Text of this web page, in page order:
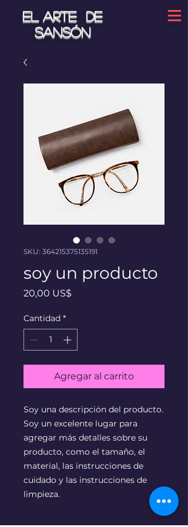
El arte de
Sansón
SKU: 364215375135191
soy un producto
20,00 US$
Cantidad *
Agregar al carrito
Soy una descripción del producto.
Soy un excelente lugar para
agregar más detalles sobre su
producto, como el tamaño, el
material, las instrucciones de
cuidado y las instrucciones de
limpieza.